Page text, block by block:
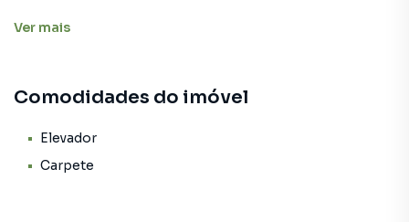
diversificado ao redor. Condomínio com portaria em
Agende sua visita por telefone ou Whatsapp. Quality
imobiliário.
Ver mais
Comodidades do imóvel
Elevador
Carpete